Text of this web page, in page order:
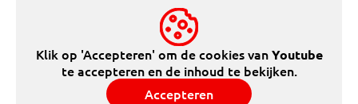
Klik op 'Accepteren' om de cookies vanYoutube
te accepteren en de inhoud te bekijken.
Accepteren